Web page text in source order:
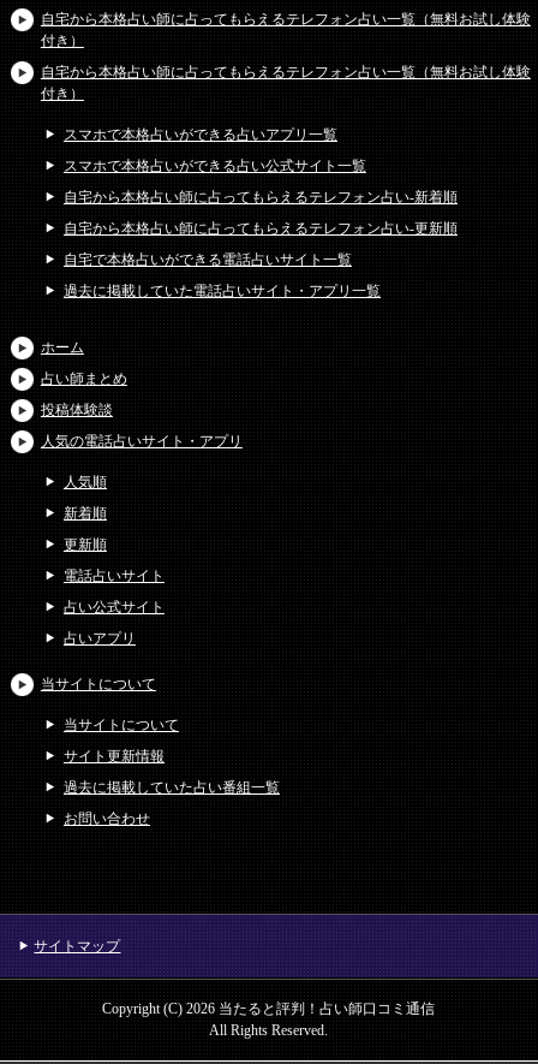
自宅から本格占い師に占ってもらえるテレフォン占い一覧（無料お試し体験
付き）
自宅から本格占い師に占ってもらえるテレフォン占い一覧（無料お試し体験
付き）
スマホで本格占いができる占いアプリ一覧
スマホで本格占いができる占い公式サイト一覧
自宅から本格占い師に占ってもらえるテレフォン占い-新着順
自宅から本格占い師に占ってもらえるテレフォン占い-更新順
自宅で本格占いができる電話占いサイト一覧
過去に掲載していた電話占いサイト・アプリ一覧
ホーム
占い師まとめ
投稿体験談
人気の電話占いサイト・アプリ
人気順
新着順
更新順
電話占いサイト
占い公式サイト
占いアプリ
当サイトについて
当サイトについて
サイト更新情報
過去に掲載していた占い番組一覧
お問い合わせ
サイトマップ
Copyright (C) 2026 当たると評判！占い師口コミ通信
All Rights Reserved.